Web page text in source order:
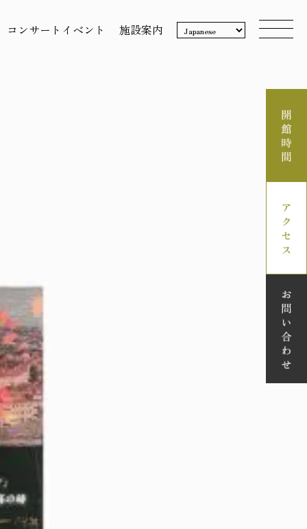
コンサートイベント 施設案内